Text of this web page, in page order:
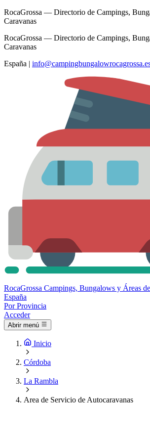
RocaGrossa — Directorio de Campings,
Caravanas
RocaGrossa — Directorio de Campings,
Caravanas
España |
RocaGrossa Campings, Bungalows y Áreas
España
Por Provincia
Acceder
Abrir menú
Inicio
Córdoba
La Rambla
Area de Servicio de Autocaravanas